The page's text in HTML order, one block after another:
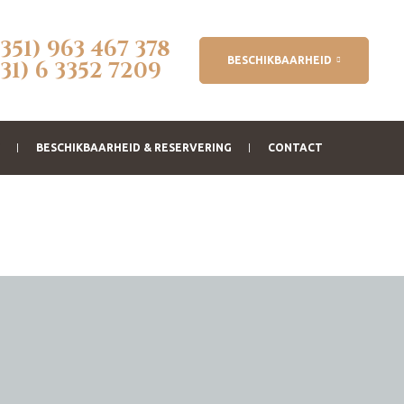
963 467 378
6 3352 7209 BESCHIKBAARHEID
BESCHIKBAARHEID & RESERVERING CONTACT